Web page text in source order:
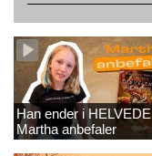
Han ender i HELVEDE |
Martha anbefaler